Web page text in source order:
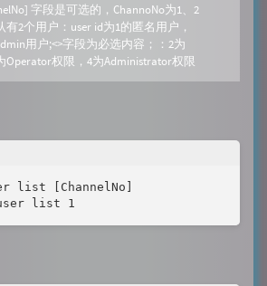
字段是可选的，ChannoNo为1、2
有2个用户：user id为1的匿名用户，
用户;<>字段为必选内容；
：2为
Operator权限，4为Administrator权限
list [ChannelNo]
list 1